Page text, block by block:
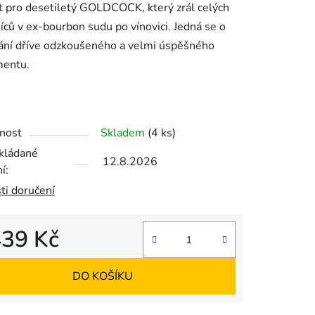
pro desetiletý GOLDCOCK, který zrál celých
v ex-bourbon sudu po vínovici. Jedná se o
dříve odzkoušeného a velmi úspěšného
Skladem (4 ks)
12.8.2026
doručení
Kč
DO KOŠÍKU